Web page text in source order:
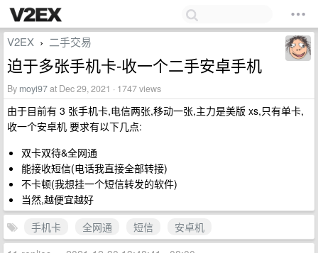
V2EX › 二手交易
迫于多张手机卡-收一个二手安卓手机
By moyi97at Dec 29, 2021 · 1747 views
由于目前有 3 张手机卡,电信两张,移动一张,主力是美版 xs,只有单卡,
收一个安卓机 要求有以下几点:
双卡双待&全网通
能接收短信(电话我直接全部转接)
不卡顿(我想挂一个短信转发的软件)
当然,越便宜越好
手机卡
全网通 短信
安卓机